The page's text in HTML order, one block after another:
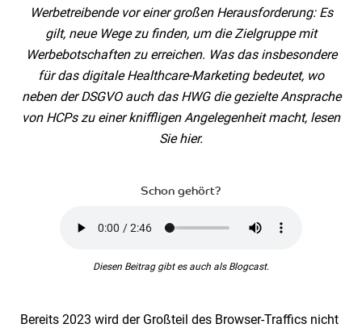
Werbetreibende vor einer großen Herausforderung: Es
gilt, neue Wege zu finden, um die Zielgruppe mit
Werbebotschaften zu erreichen. Was das insbesondere
für das digitale Healthcare-Marketing bedeutet, wo
neben der DSGVO auch das HWG die gezielte Ansprache
von HCPs zu einer kniffligen Angelegenheit macht, lesen
Sie hier.
Schon gehört?
Diesen Beitrag gibt es auch als Blogcast.
Bereits 2023 wird der Großteil des Browser-Traffics nicht